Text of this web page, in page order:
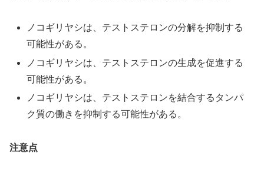
ノコギリヤシは、テストステロンの分解を抑制する
可能性がある。
ノコギリヤシは、テストステロンの生成を促進する
可能性がある。
ノコギリヤシは、テストステロンを結合するタンパ
ク質の働きを抑制する可能性がある。
注意点